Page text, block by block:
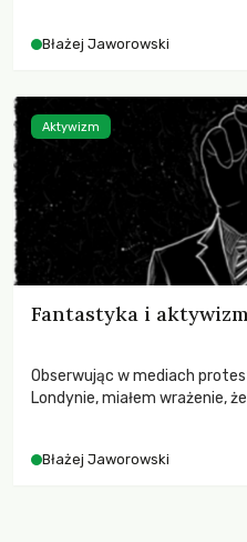
Błażej Jaworowski
Fantastyka i
Obserwując w mediach
Londynie, miałem wrażenie,
Błażej Jaworowski
Aktywizm